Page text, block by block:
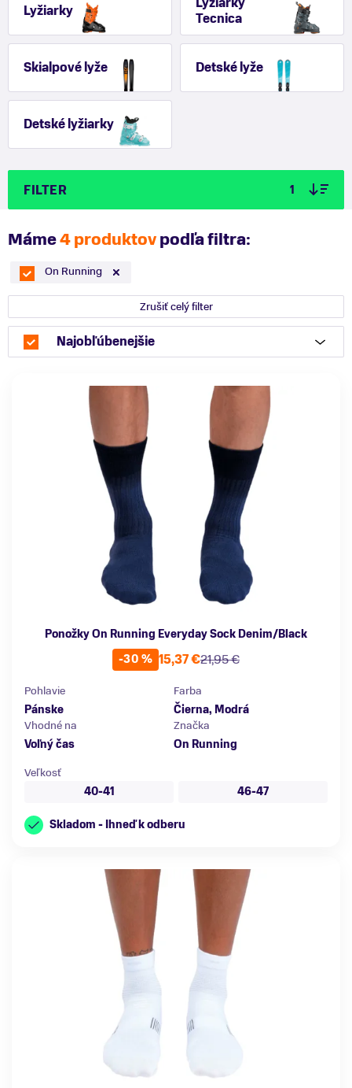
Lyžiarky
Tecnica
Skialpové lyže Detské lyže
Detské lyžiarky
FILTER 1
Máme4 produktovpodľa filtra:
On Running
Zrušiť celý filter
Najobľúbenejšie
Ponožky On Running Everyday Sock Denim/Black
-30 %
21,95 €
15,37 €
Pohlavie
Pánske
Farba
Čierna, Modrá
Vhodné na
Voľný čas
Značka
On Running
Veľkosť
40-41
46-47
Skladom - Ihneď k odberu